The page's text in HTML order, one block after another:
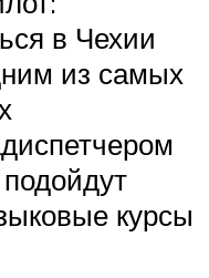
в Чехии
из самых
курсы